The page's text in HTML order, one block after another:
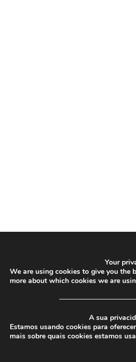
Your
We are using cookies to give you the
more about which cookies we are
A sua
Estamos usando cookies para
mais sobre quais cookies estamos